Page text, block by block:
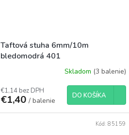
Taftová stuha 6mm/10m
bledomodrá 401
Skladom (3 balenie)
€1,14 bez DPH
€1,40/ balenie
DO KOŠÍKA
Kód:85159